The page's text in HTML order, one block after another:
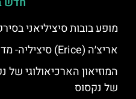
מופע בובות סיציליאני
אריצ׳ה (Erice) סיציליה- מדריך למטיילים
המוזיאון הארכיאולוגי של
של נקסוס